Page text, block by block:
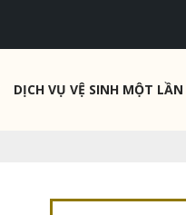
DỊCH VỤ VỆ SINH MỘT LẦN